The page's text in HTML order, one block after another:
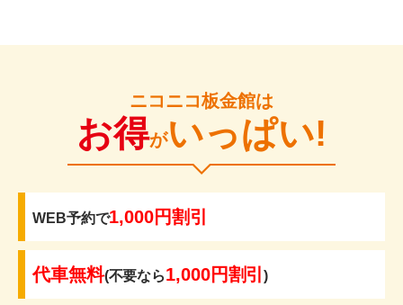
ニコニコ板金館は
お得がいっぱい!
WEB予約で1,000円割引
代車無料(不要なら1,000円割引)